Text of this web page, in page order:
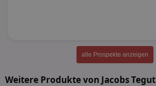
alle Prospekte anzeigen
Weitere Produkte von Jacobs Tegut